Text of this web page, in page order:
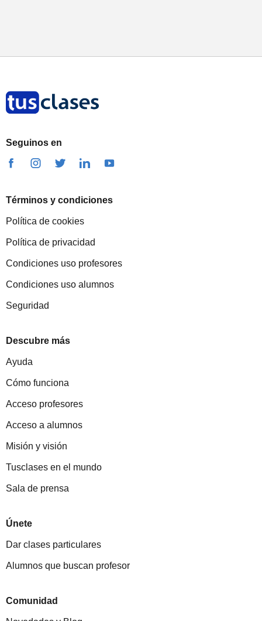
Seguinos en
Términos y condiciones
Política de cookies
Política de privacidad
Condiciones uso profesores
Condiciones uso alumnos
Seguridad
Descubre más
Ayuda
Cómo funciona
Acceso profesores
Acceso a alumnos
Misión y visión
Tusclases en el mundo
Sala de prensa
Únete
Dar clases particulares
Alumnos que buscan profesor
Comunidad